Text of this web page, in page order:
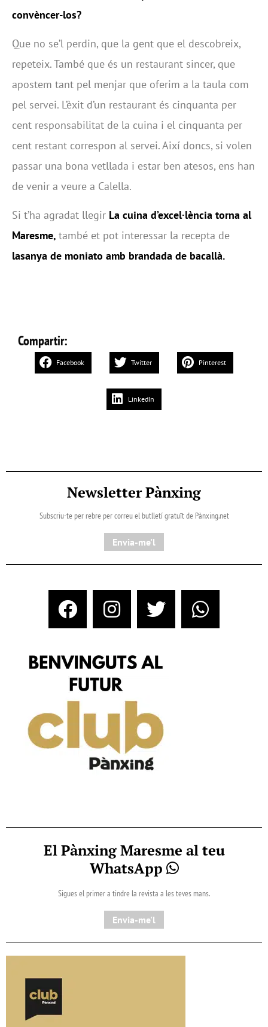
convèncer-los?
Que no se’l perdin, que la gent que el descobreix,
repeteix. També que és un restaurant sincer, que
apostem tant pel menjar que oferim a la taula com
pel servei. L’èxit d’un restaurant és cinquanta per
cent responsabilitat de la cuina i el cinquanta per
cent restant correspon al servei. Així doncs, si volen
passar una bona vetllada i estar ben atesos, ens han
de venir a veure a Calella.
Si t’ha agradat llegir La cuina d’excel·lència torna al
Maresme, també et pot interessar la recepta de
lasanya de moniato amb brandada de bacallà.
Compartir:
Facebook Twitter Pinterest
LinkedIn
Newsletter Pànxing
Subscriu-te per rebre per correu el butlletí gratuït de Pànxing.net​
Envia-me'l
El Pànxing Maresme al teu
WhatsApp
Sigues el primer a tindre la revista a les teves mans.
Envia-me'l